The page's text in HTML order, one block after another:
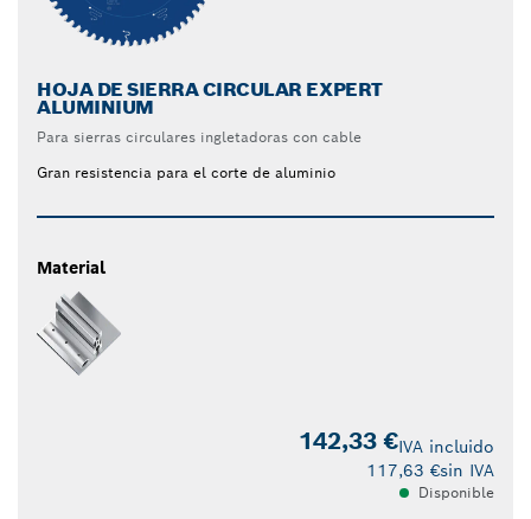
HOJA DE SIERRA CIRCULAR EXPERT
ALUMINIUM
Para sierras circulares ingletadoras con cable
Gran resistencia para el corte de aluminio
Material
142,33 €IVA incluido
117,63 €sin IVA
Disponible